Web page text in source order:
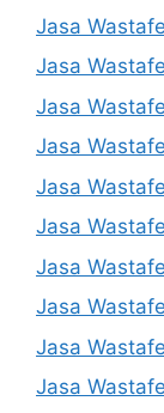
Jasa
Jasa
Jasa
Jasa
Jasa
Jasa
Jasa
Jasa
Jasa
Jasa